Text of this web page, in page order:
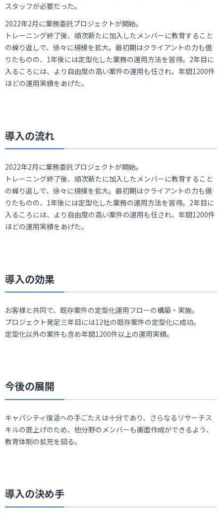
スタッフが必要だった。
2022年2月に業務委託プロジェクトが開始。
トレーニング終了後、順次新たに加入したメンバーに教育すること
の繰り返しで、徐々に規模を拡大。最初期はクライアントの力も借
りたものの、1年後には定型化した業務の運用方法を習得。2年目に
入るころには、より自由度の高い案件の運用も任され、年間1200件
ほどの運用実績をあげた。
導入の流れ
2022年2月に業務委託プロジェクトが開始。
トレーニング終了後、順次新たに加入したメンバーに教育すること
の繰り返しで、徐々に規模を拡大。最初期はクライアントの力も借
りたものの、1年後には定型化した業務の運用方法を習得。2年目に
入るころには、より自由度の高い案件の運用も任され、年間1200件
ほどの運用実績をあげた。
導入の効果
お客様と共同で、既存案件の定型化運用フローの構築・実施。
プロジェクト発足三年目には12社の既存案件の定型化に成功。
定型化以外の案件も含め年間1200件以上の運用実績。
今後の展開
キャパシティ復活への手ごたえは十分であり、さらなるリサーチス
キルの底上げのため、他分野のメンバーも画面作成ができるよう、
教育体制の拡充を図る。
導入の決め手